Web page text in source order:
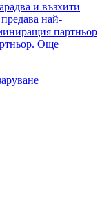
и възхити
най-
партньор
Още